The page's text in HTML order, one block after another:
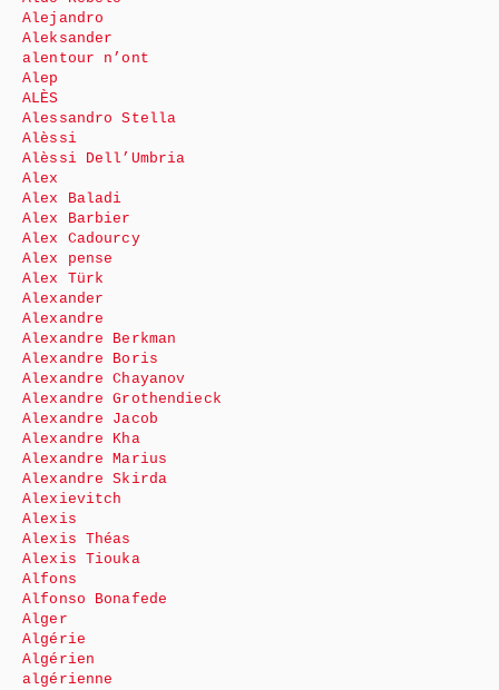
Alejandro
Aleksander
alentour n’ont
Alep
ALÈS
Alessandro Stella
Alèssi
Alèssi Dell’Umbria
Alex
Alex Baladi
Alex Barbier
Alex Cadourcy
Alex pense
Alex Türk
Alexander
Alexandre
Alexandre Berkman
Alexandre Boris
Alexandre Chayanov
Alexandre Grothendieck
Alexandre Jacob
Alexandre Kha
Alexandre Marius
Alexandre Skirda
Alexievitch
Alexis
Alexis Théas
Alexis Tiouka
Alfons
Alfonso Bonafede
Alger
Algérie
Algérien
algérienne